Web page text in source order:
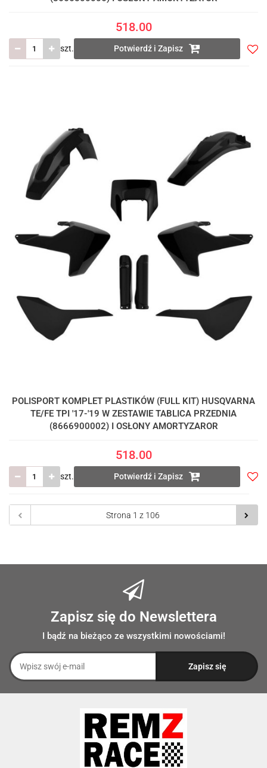
518.00
szt. Potwierdź i Zapisz
POLISPORT KOMPLET PLASTIKÓW (FULL KIT) HUSQVARNA
TE/FE TPI '17-'19 W ZESTAWIE TABLICA PRZEDNIA
(8666900002) I OSŁONY AMORTYZAROR
518.00
szt. Potwierdź i Zapisz
Zapisz się do Newslettera
I bądź na bieżąco ze wszystkimi nowościami!